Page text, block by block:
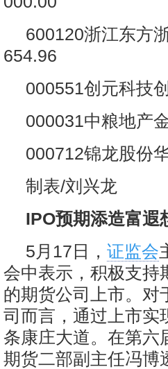
600120浙江东方
654.96
000551创元科技
000031中粮地产
000712锦龙股份
制表/刘兴龙
IPO预期添造富遐
5月17日， 证监会
会中表示，积极支持
的期货公司上市。对
司而言，通过上市实
条康庄大道。在第六
期货二部副主任冯博